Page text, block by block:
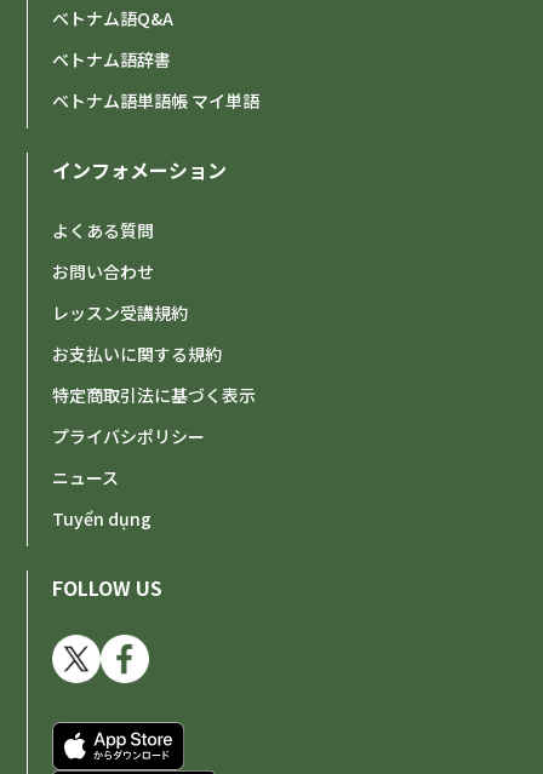
ベトナム語Q&A
ベトナム語辞書
ベトナム語単語帳 マイ単語
インフォメーション
よくある質問
お問い合わせ
レッスン受講規約
お支払いに関する規約
特定商取引法に基づく表示
プライバシポリシー
ニュース
Tuyển dụng
FOLLOW US